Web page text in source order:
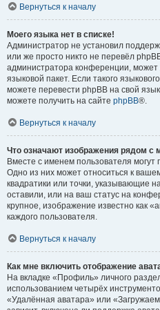
Вернуться к началу
Моего языка нет в списке!
Администратор не установил
или же просто никто не перевёл
администратора конференции,
языковой пакет. Если такого
можете перевести phpBB на свой
можете получить на сайте phpBB®.
Вернуться к началу
Что означают изображения рядом с
Вместе с именем пользователя могут
Одно из них может относиться к
квадратики или точки, указывающие
оставили, или на ваш статус на
крупное, изображение известно как
каждого пользователя.
Вернуться к началу
Как мне включить отображение
На вкладке «Профиль» личного
использованием четырёх
«Удалённая аватара» или